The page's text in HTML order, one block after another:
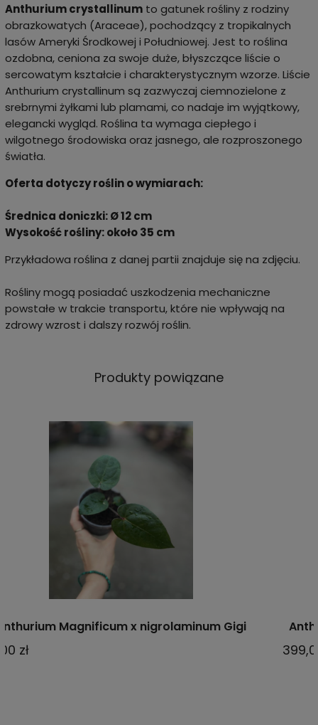
Anthurium crystallinumto gatunek rośliny z rodziny
obrazkowatych (Araceae), pochodzący z tropikalnych
lasów Ameryki Środkowej i Południowej. Jest to roślina
ozdobna, ceniona za swoje duże, błyszczące liście o
sercowatym kształcie i charakterystycznym wzorze. Liście
Anthurium crystallinum są zazwyczaj ciemnozielone z
srebrnymi żyłkami lub plamami, co nadaje im wyjątkowy,
elegancki wygląd. Roślina ta wymaga ciepłego i
wilgotnego środowiska oraz jasnego, ale rozproszonego
światła.
Oferta dotyczy roślin o wymiarach:
Średnica doniczki: Ø 12 cm
Wysokość rośliny: około 35 cm
Przykładowa roślina z danej partii znajduje się na zdjęciu.
Rośliny mogą posiadać uszkodzenia mechaniczne
powstałe w trakcie transportu, które nie wpływają na
zdrowy wzrost i dalszy rozwój roślin.
Produkty powiązane
Anthurium luxurians x Anthurium nigrolanium - M
399,00 zł